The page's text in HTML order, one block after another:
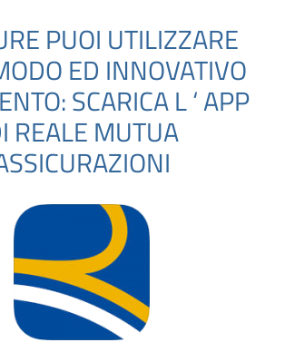
PUOI UTILIZZARE
ED INNOVATIVO
SCARICA L ‘ APP
REALE MUTUA